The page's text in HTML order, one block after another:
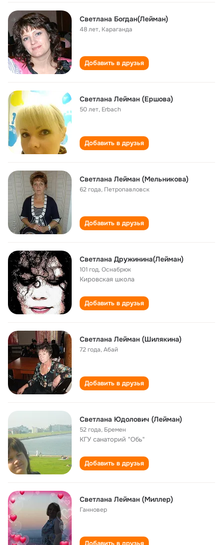
Светлана Богдан(Лейман)
48 лет, Караганда
Добавить в друзья
Светлана Лейман (Ершова)
50 лет, Erbach
Добавить в друзья
Светлана Лейман (Мельникова)
62 года, Петропавловск
Добавить в друзья
Светлана Дружинина(Лейман)
101 год,Оснабрюк
Кировская школа
Добавить в друзья
Светлана Лейман (Шилякина)
72 года,Абай
Добавить в друзья
Светлана Юдолович (Лейман)
52 года, Бремен
КГУ санаторий "Обь"
Добавить в друзья
Cветлана Лейман (Mиллер)
Ганновер
Добавить в друзья